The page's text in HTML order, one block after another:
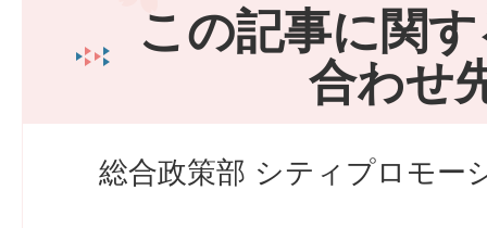
この記事に関
合わせ
総合政策部 シティプロモー